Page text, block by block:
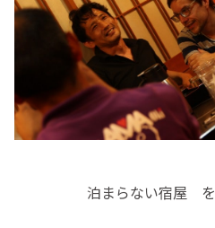
泊まらない宿屋 を